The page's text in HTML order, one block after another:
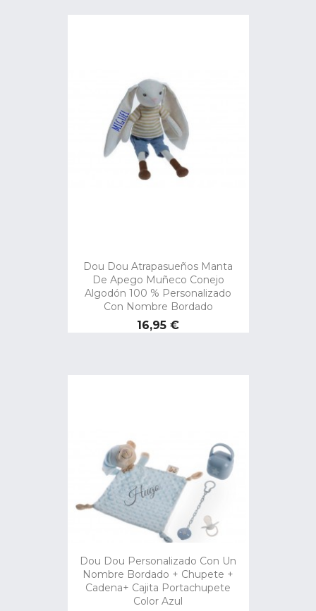
Dou Dou Atrapasueños Manta
De Apego Muñeco Conejo
Algodón 100 % Personalizado
Con Nombre Bordado
Precio
16,95 €
Dou Dou Personalizado Con Un
Nombre Bordado + Chupete +
Cadena+ Cajita Portachupete
Color Azul